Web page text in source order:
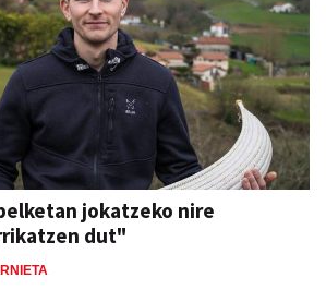
jokatzeko nire
dut"